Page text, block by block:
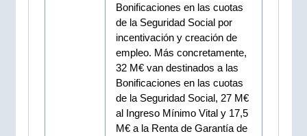
Bonificaciones en las cuotas
de la Seguridad Social por
incentivación y creación de
empleo. Más concretamente,
32 M€ van destinados a las
Bonificaciones en las cuotas
de la Seguridad Social, 27 M€
al Ingreso Mínimo Vital y 17,5
M€ a la Renta de Garantía de